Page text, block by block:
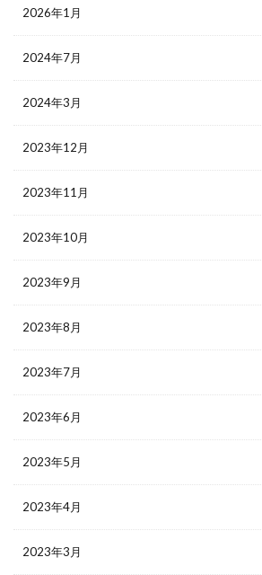
2026年1月
2024年7月
2024年3月
2023年12月
2023年11月
2023年10月
2023年9月
2023年8月
2023年7月
2023年6月
2023年5月
2023年4月
2023年3月